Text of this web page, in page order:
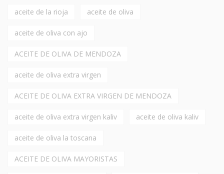
aceite de la rioja aceite de oliva
aceite de oliva con ajo
ACEITE DE OLIVA DE MENDOZA
aceite de oliva extra virgen
ACEITE DE OLIVA EXTRA VIRGEN DE MENDOZA
aceite de oliva extra virgen kaliv aceite de oliva kaliv
aceite de oliva la toscana
ACEITE DE OLIVA MAYORISTAS